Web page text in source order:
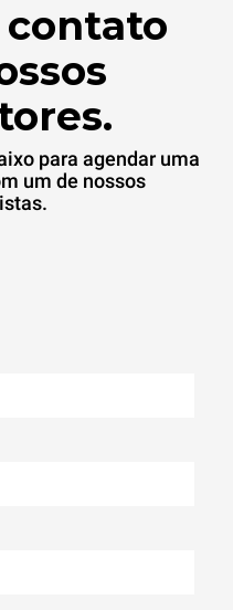
para agendar uma
um de nossos